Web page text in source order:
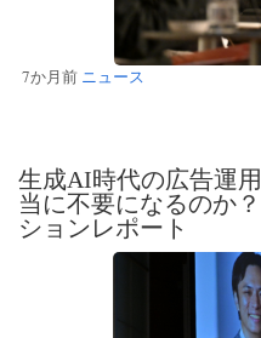
7か月前 ニュース
生成AI時代の広告運
当に不要になるのか
ションレポート